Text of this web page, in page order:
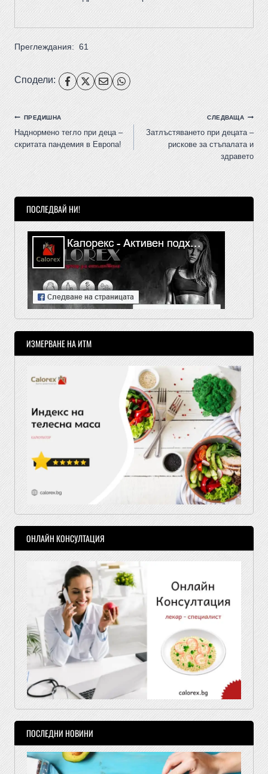
Преглеждания: 61
Сподели:
ПРЕДИШНА
Наднормено тегло при деца –
скритата пандемия в Европа!
СЛЕДВАЩА
Затлъстяването при децата –
рискове за стъпалата и
здравето
ПОСЛЕДВАЙ НИ!
ИЗМЕРВАНЕ НА ИТМ
ОНЛАЙН КОНСУЛТАЦИЯ
ПОСЛЕДНИ НОВИНИ